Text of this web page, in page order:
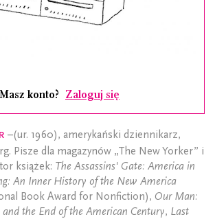
Masz konto? Zaloguj się
–(ur. 1960), amerykański dziennikarz,
Pisze dla magazynów „The New Yorker” i
książek: The Assassins' Gate: America in
An Inner History of the New America
Book Award for Nonfiction), Our Man:
the End of the American Century, Last